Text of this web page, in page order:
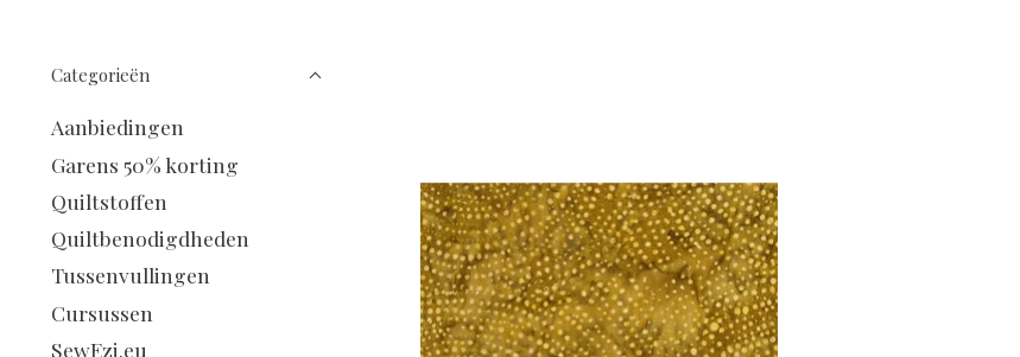
Categorieën
Aanbiedingen
Garens 50% korting
Quiltstoffen
Quiltbenodigdheden
Tussenvullingen
Cursussen
SewEzi.eu